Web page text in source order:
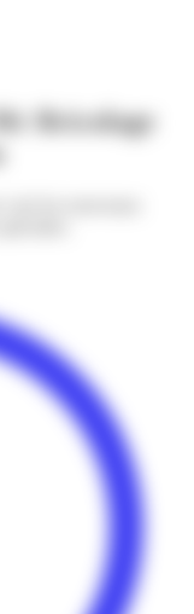
Bricolage
les nouveaux